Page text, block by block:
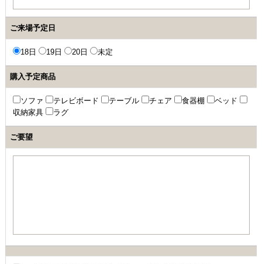
ご来場予定日
18日 19日 20日 未定
購入予定商品
ソファ テレビボード テーブル チェア 食器棚
ベッド
収納家具
ラグ
ご要望